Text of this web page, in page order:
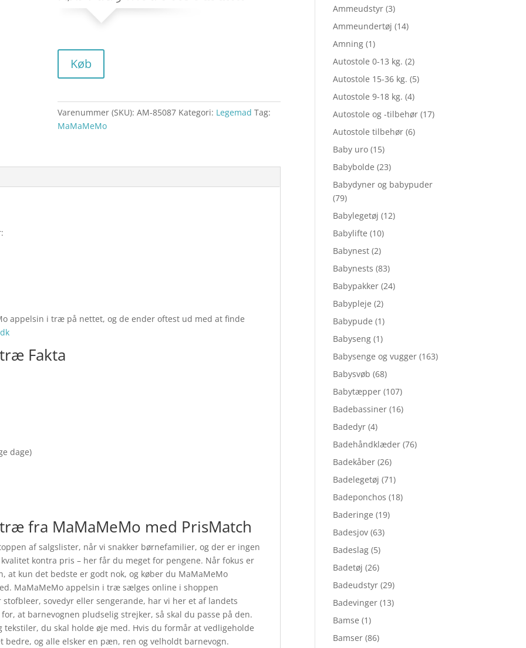
kr. 23,96.
Køb
Varenummer (SKU):AM-85087 Kategori: Legemad Tag:
MaMaMeMo
appelsin i træ på nettet, og de ender oftest ud med at finde
Fakta
dage)
fra MaMaMeMo med PrisMatch
af salgslister, når vi snakker børnefamilier, og der er ingen
kontra pris – her får du meget for pengene. Når fokus er
at kun det bedste er godt nok, og køber du MaMaMeMo
MaMaMeMo appelsin i træ sælges online i shoppen
sovedyr eller sengerande, har vi her et af landets
at barnevognen pludselig strejker, så skal du passe på den.
du skal holde øje med. Hvis du formår at vedligeholde
og alle elsker en pæn, ren og velholdt barnevogn.
Ammeudstyr (3)
Ammeundertøj (14)
Amning (1)
Autostole 0-13 kg. (2)
Autostole 15-36 kg. (5)
Autostole 9-18 kg. (4)
Autostole og -tilbehør (17)
Autostole tilbehør (6)
Baby uro (15)
Babybolde (23)
Babydyner og babypuder
(79)
Babylegetøj (12)
Babylifte (10)
Babynest (2)
Babynests (83)
Babypakker (24)
Babypleje (2)
Babypude (1)
Babyseng (1)
Babysenge og vugger (163)
Babysvøb (68)
Babytæpper (107)
Badebassiner (16)
Badedyr (4)
Badehåndklæder (76)
Badekåber (26)
Badelegetøj (71)
Badeponchos (18)
Baderinge (19)
Badesjov (63)
Badeslag (5)
Badetøj (26)
Badeudstyr (29)
Badevinger (13)
Bamse (1)
Bamser (86)